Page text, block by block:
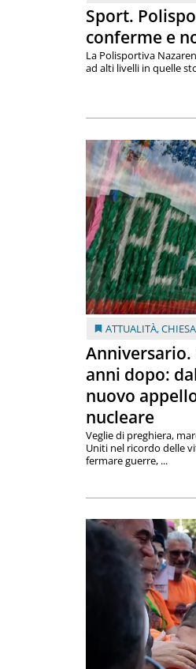
Sport.
conferme e
La Polisportiva
ad alti livelli in quelle
ATTUALITÀ,CHIESA
Anniversario.
anni dopo:
nuovo
nucleare
Veglie di preghiera,
Uniti nel ricordo delle
fermare guerre, ...